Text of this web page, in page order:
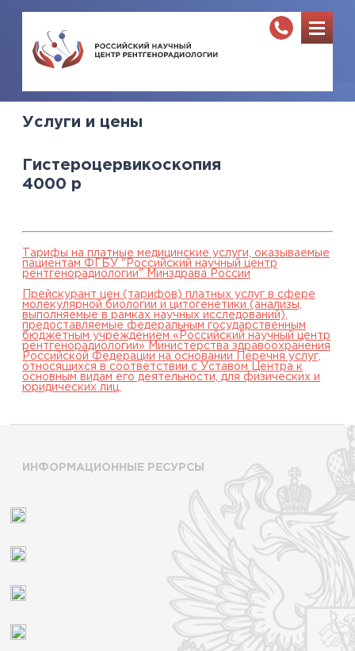
Услуги и цены
Гистероцервикоскопия
4000 р
Тарифы на платные медицинские услуги, оказываемые
пациентам ФГБУ "Российский научный центр
рентгенорадиологии" Минздрава России
Прейскурант цен (тарифов) платных услуг в сфере
молекулярной биологии и цитогенетики (анализы,
выполняемые в рамках научных исследований),
предоставляемые федеральным государственным
бюджетным учреждением «Российский научный центр
рентгенорадиологии» Министерства здравоохранения
Российской Федерации на основании Перечня услуг,
относящихся в соответствии с Уставом Центра к
основным видам его деятельности, для физических и
юридических лиц.
ИНФОРМАЦИОННЫЕ РЕСУРСЫ